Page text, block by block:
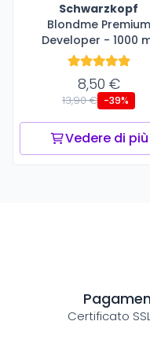
Schwarzkopf
Blondme Premium
Developer - 1000
8,50 €
13,90 € -39%
Vedere di più
Certificato